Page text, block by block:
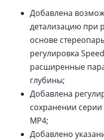
Добавлена
детализацию при
основе
регулировка
расширенные
глубины;
Добавлена
сохранении
MP4;
Добавлено